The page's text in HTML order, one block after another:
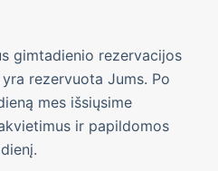
gimtadienio rezervacijos
rezervuota Jums. Po
mes išsiųsime
ir papildomos